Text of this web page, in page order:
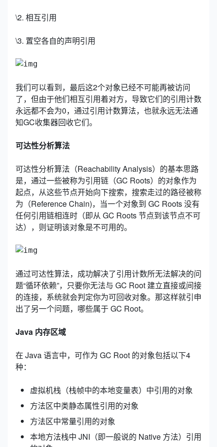
\2. 相互引用
\3. 置空各自的声明引用
我们可以看到，最后这2个对象已经不可能再被访问
了，但由于他们相互引用着对方，导致它们的引用计数
永远都不会为0，通过引用计数算法，也就永远无法通
知GC收集器回收它们。
可达性分析算法
可达性分析算法（Reachability Analysis）的基本思路
是，通过一些被称为引用链（GC Roots）的对象作为
起点，从这些节点开始向下搜索，搜索走过的路径被称
为（Reference Chain)，当一个对象到 GC Roots 没有
任何引用链相连时（即从 GC Roots 节点到该节点不可
达），则证明该对象是不可用的。
通过可达性算法，成功解决了引用计数所无法解决的问
题“循环依赖”，只要你无法与 GC Root 建立直接或间接
的连接，系统就会判定你为可回收对象。那这样就引申
出了另一个问题，哪些属于 GC Root。
Java 内存区域
在 Java 语言中，可作为 GC Root 的对象包括以下4
种：
虚拟机栈（栈帧中的本地变量表）中引用的对象
方法区中类静态属性引用的对象
方法区中常量引用的对象
本地方法栈中 JNI（即一般说的 Native 方法）引用